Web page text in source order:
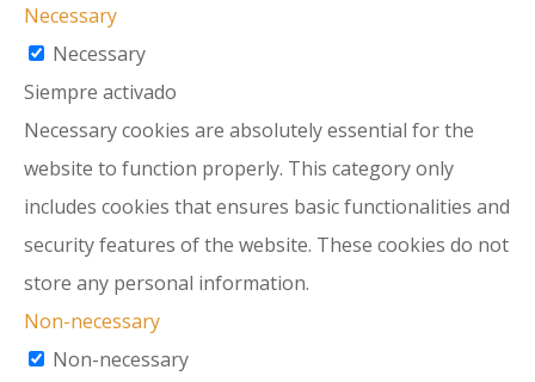
Necessary
Necessary
Siempre activado
Necessary cookies are absolutely essential for the
website to function properly. This category only
includes cookies that ensures basic functionalities and
security features of the website. These cookies do not
store any personal information.
Non-necessary
Non-necessary